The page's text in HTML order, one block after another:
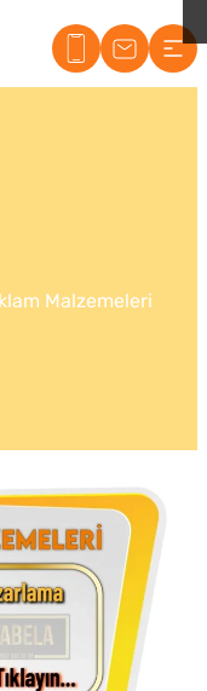
Malzemeleri